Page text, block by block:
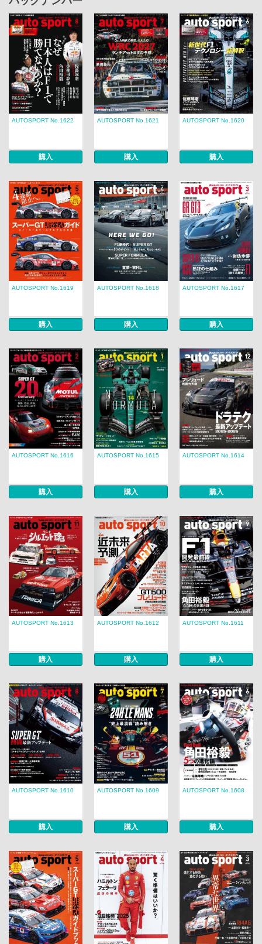
AUTOSPORT No.1622
購入
AUTOSPORT No.1621
購入
AUTOSPORT No.1620
購入
AUTOSPORT No.1619
購入
AUTOSPORT No.1618
購入
AUTOSPORT No.1617
購入
AUTOSPORT No.1616
購入
AUTOSPORT No.1615
購入
AUTOSPORT No.1614
購入
AUTOSPORT No.1613
購入
AUTOSPORT No.1612
購入
AUTOSPORT No.1611
購入
AUTOSPORT No.1610
購入
AUTOSPORT No.1609
購入
AUTOSPORT No.1608
購入